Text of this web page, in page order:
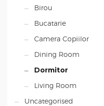
Birou
Bucatarie
Camera Copiilor
Dining Room
Dormitor
Living Room
Uncategorised